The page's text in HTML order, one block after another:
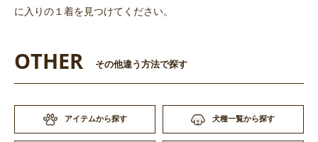
お買い物を続ける カートへ進む
に入りの１着を見つけてください。
OTHER その他違う方法で探す
アイテムから探す 犬種一覧から探す